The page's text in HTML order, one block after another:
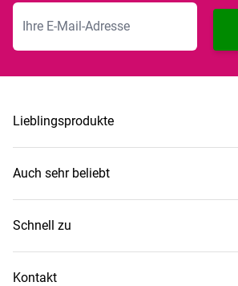
E-Mailadresse
Lieblingsprodukte
Auch sehr beliebt
Schnell zu
Kontakt